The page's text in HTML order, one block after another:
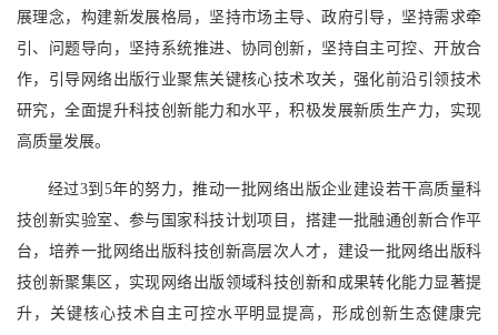
展理念，构建新发展格局，坚持市场主导、政府引导，坚持需求牵
引、问题导向，坚持系统推进、协同创新，坚持自主可控、开放合
作，引导网络出版行业聚焦关键核心技术攻关，强化前沿引领技术
研究，全面提升科技创新能力和水平，积极发展新质生产力，实现
高质量发展。
经过3到5年的努力，推动一批网络出版企业建设若干高质量科
技创新实验室、参与国家科技计划项目，搭建一批融通创新合作平
台，培养一批网络出版科技创新高层次人才，建设一批网络出版科
技创新聚集区，实现网络出版领域科技创新和成果转化能力显著提
升，关键核心技术自主可控水平明显提高，形成创新生态健康完